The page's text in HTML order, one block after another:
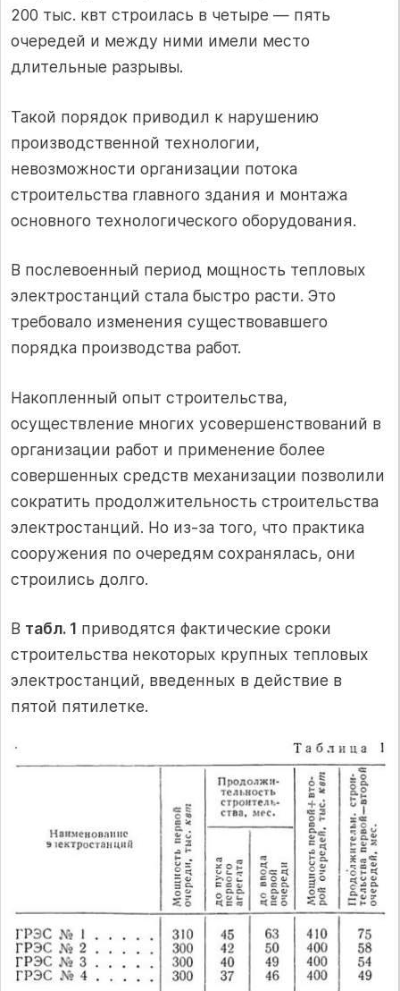
200 тыс. квт строилась в четыре — пять
очередей и между ними имели место
длительные разрывы.
Такой порядок приводил к нарушению
производственной технологии,
невозможности организации потока
строительства главного здания и монтажа
основного технологического оборудования.
В послевоенный период мощность тепловых
электростанций стала быстро расти. Это
требовало изменения существовавшего
порядка производства работ.
Накопленный опыт строительства,
осуществление многих усовершенствований в
организации работ и применение более
совершенных средств механизации позволили
сократить продолжительность строительства
электростанций. Но из-за того, что практика
сооружения по очередям сохранялась, они
строились долго.
В табл. 1 приводятся фактические сроки
строительства некоторых крупных тепловых
электростанций, введенных в действие в
пятой пятилетке.